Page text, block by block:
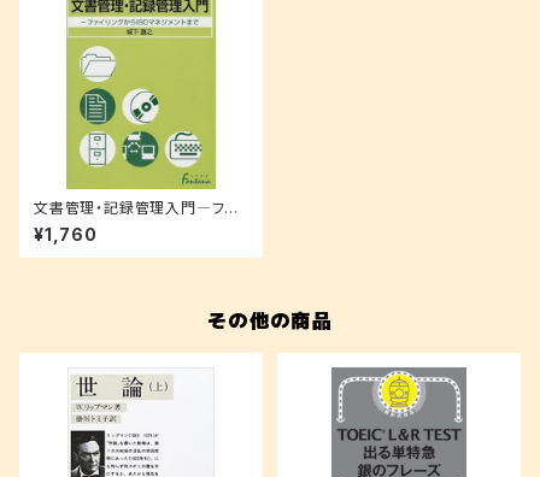
文書管理・記録管理入門―ファ
イリングからISOマネジメントま
で
¥1,760
その他の商品